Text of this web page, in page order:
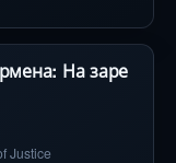
На заре
Justice